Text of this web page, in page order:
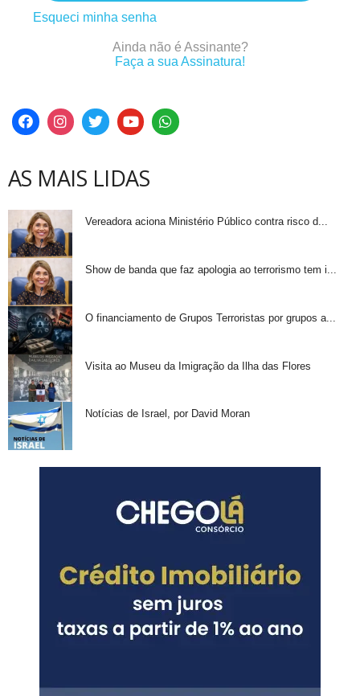
Esqueci minha senha
Ainda não é Assinante?
Faça a sua Assinatura!
AS MAIS LIDAS
Vereadora aciona Ministério Público contra risco d...
Show de banda que faz apologia ao terrorismo tem i...
O financiamento de Grupos Terroristas por grupos a...
Visita ao Museu da Imigração da Ilha das Flores
Notícias de Israel, por David Moran